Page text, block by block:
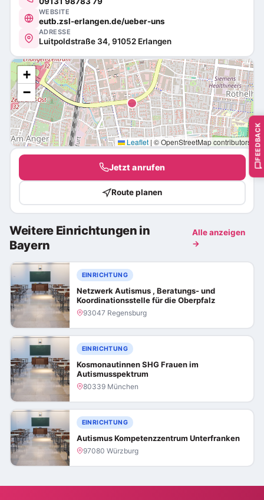
WEBSITE
eutb.zsl-erlangen.de/ueber-uns
ADRESSE
Luitpoldstraße 34, 91052 Erlangen
+
−
Leaflet | © OpenStreetMap contributors
Jetzt anrufen
Route planen
Weitere Einrichtungen in
Bayern
Alle anzeigen
→
EINRICHTUNG
Netzwerk Autismus , Beratungs- und
Koordinationsstelle für die Oberpfalz
93047 Regensburg
EINRICHTUNG
Kosmonautinnen SHG Frauen im
Autismusspektrum
80339 München
EINRICHTUNG
Autismus Kompetenzzentrum Unterfranken
97080 Würzburg
FEEDBACK